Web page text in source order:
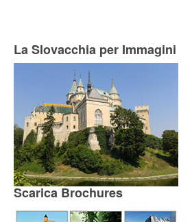
La Slovacchia per Immagini
Scarica Brochures